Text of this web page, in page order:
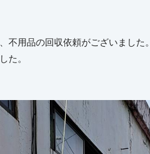
不用品の回収依頼がございました。
た。